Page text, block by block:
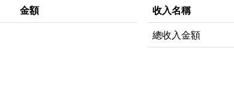
金額
收入名稱
總收入金額